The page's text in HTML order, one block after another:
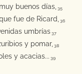
buenos días, 35
fue de Ricard, 36
umbrías 37
y pomar, 38
y acacias... 39